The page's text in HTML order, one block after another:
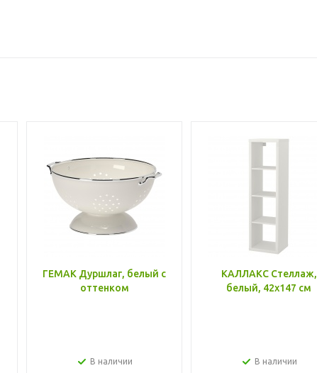
ГЕМАК Дуршлаг, белый с
оттенком
В наличии
КАЛЛАКС Стеллаж,
белый, 42x147 см
В наличии